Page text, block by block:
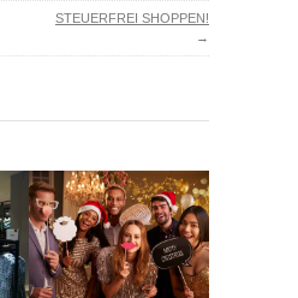
STEUERFREI SHOPPEN!
→